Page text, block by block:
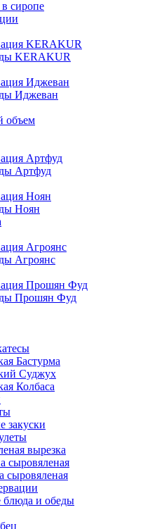
сиропе
KERAKUR
KERAKUR
Иджеван
Иджеван
объем
Артфуд
Артфуд
Ноян
Ноян
Агроянс
Агроянс
Прошян Фуд
Прошян Фуд
Бастурма
Суджух
Колбаса
закуски
вырезка
сыровяленая
сыровяленая
блюда и обеды